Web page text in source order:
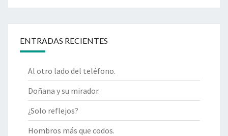
ENTRADAS RECIENTES
Al otro lado del teléfono.
Doñana y su mirador.
¿Solo reflejos?
Hombros más que codos.